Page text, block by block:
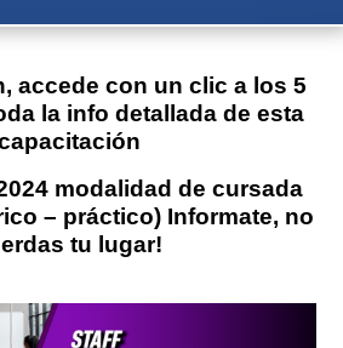
accede con un clic a los 5
la info detallada de esta
modalidad de cursada
– práctico) Informate, no
tu lugar!